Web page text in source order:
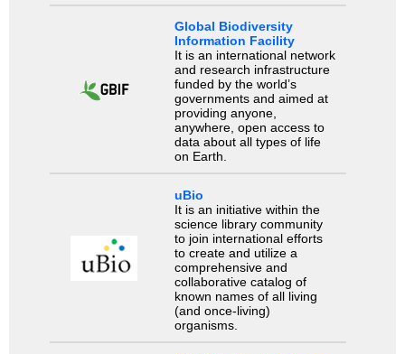
Global Biodiversity
Information Facility
It is an international network
and research infrastructure
funded by the world’s
governments and aimed at
providing anyone,
anywhere, open access to
data about all types of life
on Earth.
uBio
It is an initiative within the
science library community
to join international efforts
to create and utilize a
comprehensive and
collaborative catalog of
known names of all living
(and once-living)
organisms.